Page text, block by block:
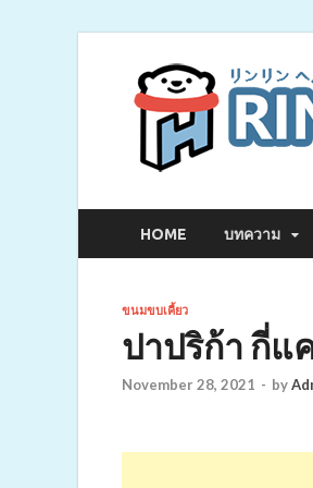
HOME บทความ
ขนมขบเคี้ยว
ปาปริก้า กี่แ
November 28, 2021 - by